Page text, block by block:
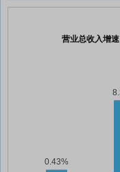
营业总收入增速